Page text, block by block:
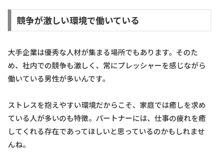
競争が激しい環境で働いている
大手企業は優秀な人材が集まる場所でもあります。そのた
め、社内での競争も激しく、常にプレッシャーを感じながら
働いている男性が多いんです。
ストレスを抱えやすい環境だからこそ、家庭では癒しを求め
ている人が多いのも特徴。パートナーには、仕事の疲れを癒
してくれる存在であってほしいと思っているのかもしれませ
んね。